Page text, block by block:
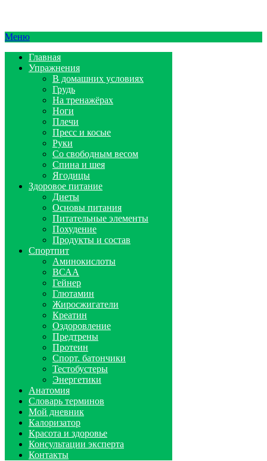
Меню
Главная
Упражнения
В домашних условиях
Грудь
На тренажёрах
Ноги
Плечи
Пресс и косые
Руки
Со свободным весом
Спина и шея
Ягодицы
Здоровое питание
Диеты
Основы питания
Питательные элементы
Похудение
Продукты и состав
Спортпит
Аминокислоты
ВСАА
Гейнер
Глютамин
Жиросжигатели
Креатин
Оздоровление
Предтрены
Протеин
Спорт. батончики
Тестобустеры
Энергетики
Анатомия
Словарь терминов
Мой дневник
Калоризатор
Красота и здоровье
Консультации эксперта
Контакты